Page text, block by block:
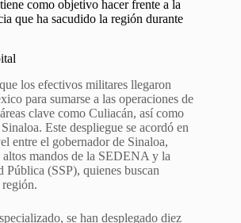
como objetivo hacer frente a la
que ha sacudido la región durante
los efectivos militares llegaron
para sumarse a las operaciones de
clave como Culiacán, así como
Este despliegue se acordó en
entre el gobernador de Sinaloa,
mandos de la SEDENA y la
Pública (SSP), quienes buscan
región.
se han desplegado diez